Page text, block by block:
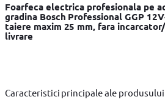
Foarfeca electrica profesionala pe
gradina Bosch Professional GGP
taiere maxim 25 mm, fara
livrare
Caracteristici principale ale produsului